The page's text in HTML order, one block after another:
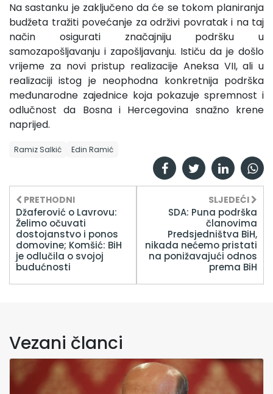
Na sastanku je zaključeno da će se tokom planiranja
budžeta tražiti povećanje za održivi povratak i na taj
način osigurati značajniju podršku u
samozapošljavanju i zapošljavanju. Ističu da je došlo
vrijeme za novi pristup realizacije Aneksa VII, ali u
realizaciji istog je neophodna konkretnija podrška
međunarodne zajednice koja pokazuje spremnost i
odlučnost da Bosna i Hercegovina snažno krene
naprijed.
Ramiz Salkić Edin Ramić
PRETHODNI
Džaferović o Lavrovu:
Želimo očuvati
dostojanstvo i ponos
domovine; Komšić: BiH
je odlučila o svojoj
budućnosti
SLJEDEĆI
SDA: Puna podrška
članovima
Predsjedništva BiH,
nikada nećemo pristati
na ponižavajući odnos
prema BiH
Vezani članci